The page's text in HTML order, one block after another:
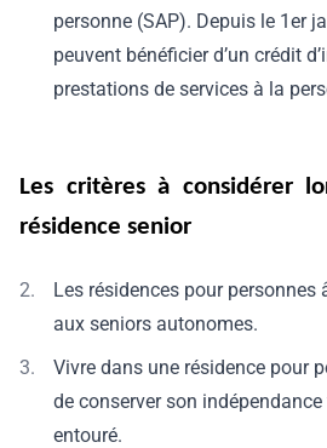
personne (SAP). Depuis le 1er
peuvent bénéficier d’un crédit
prestations de services à la
Les critères à considérer
résidence senior
Les résidences pour personnes
aux seniors autonomes.
Vivre dans une résidence pour
de conserver son
entouré.